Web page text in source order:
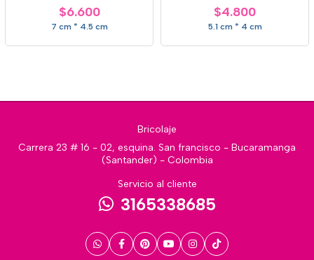
$6.600
7 cm * 4.5 cm
$4.800
5.1 cm * 4 cm
Bricolaje
Carrera 23 # 16 - 02, esquina. San francisco - Bucaramanga
(Santander) - Colombia
Servicio al cliente
3165338685